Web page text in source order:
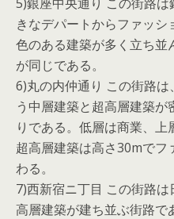
きなデパートからファッ
色のある建築が多く立ち
が同じである。
6)丸の内仲通り この街路
う中層建築と超高層建築
りである。低層は商業、上
超高層建築は高さ30mで
わる。
7)西新宿ニ丁目 この街路
高層建築が建ち並ぶ街路で